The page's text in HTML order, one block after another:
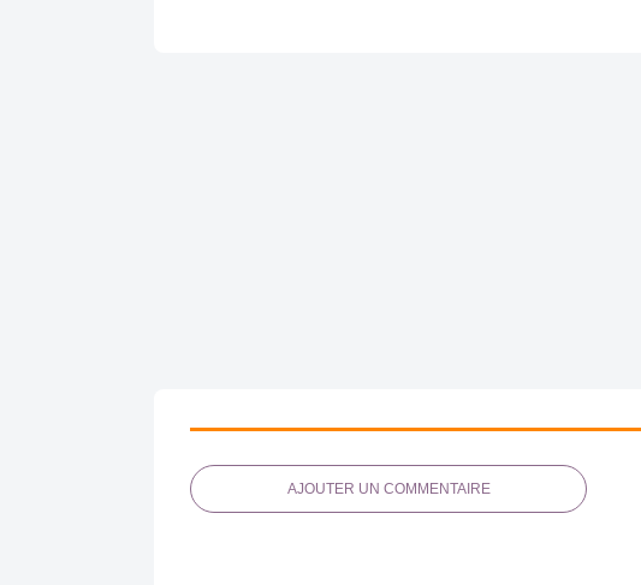
AJOUTER UN COMMENTAIRE